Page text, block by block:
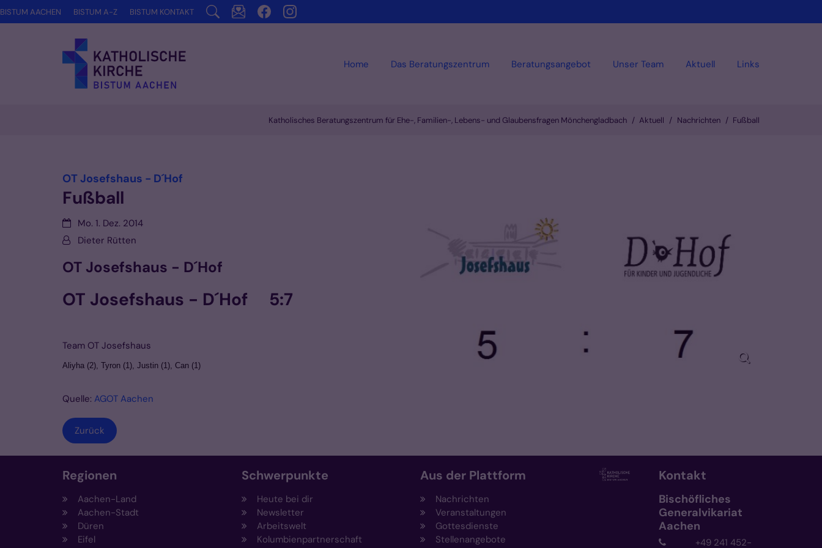
Zum Inhalt springen
Home Das Beratungszentrum Beratungsangebot Unser Team Aktuell Links
BISTUM AACHEN BISTUM A-Z BISTUM KONTAKT
Katholisches Beratungszentrum für Ehe-, Familien-, Lebens- und Glaubensfragen Mönchengladbach Aktuell Nachrichten Fußball
OT Josefshaus - D´Hof
Fußball
Datum:Mo. 1. Dez. 2014
Von:Dieter Rütten
OT Josefshaus - D´Hof
OT Josefshaus - D´Hof 5:7
Team OT Josefshaus
Aliyha (2), Tyron (1), Justin (1), Can (1)
Quelle: AGOT Aachen
Zurück
Regionen
Aachen-Land
Aachen-Stadt
Düren
Eifel
Schwerpunkte
Heute bei dir
Newsletter
Arbeitswelt
Kolumbienpartnerschaft
Aus der Plattform
Nachrichten
Veranstaltungen
Gottesdienste
Stellenangebote
Kontakt
Bischöfliches
Generalvikariat
Aachen
+49 241 452-